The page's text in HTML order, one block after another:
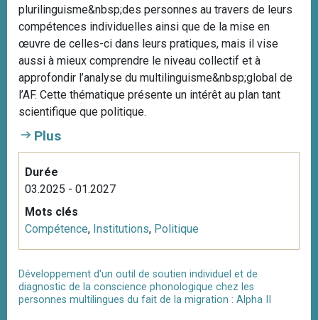
plurilinguisme&nbsp;des personnes au travers de leurs
compétences individuelles ainsi que de la mise en
œuvre de celles-ci dans leurs pratiques, mais il vise
aussi à mieux comprendre le niveau collectif et à
approfondir l’analyse du multilinguisme&nbsp;global de
l’AF. Cette thématique présente un intérêt au plan tant
scientifique que politique.
Plus
Durée
03.2025 - 01.2027
Mots clés
Compétence, Institutions, Politique
Développement d'un outil de soutien individuel et de
diagnostic de la conscience phonologique chez les
personnes multilingues du fait de la migration : Alpha II